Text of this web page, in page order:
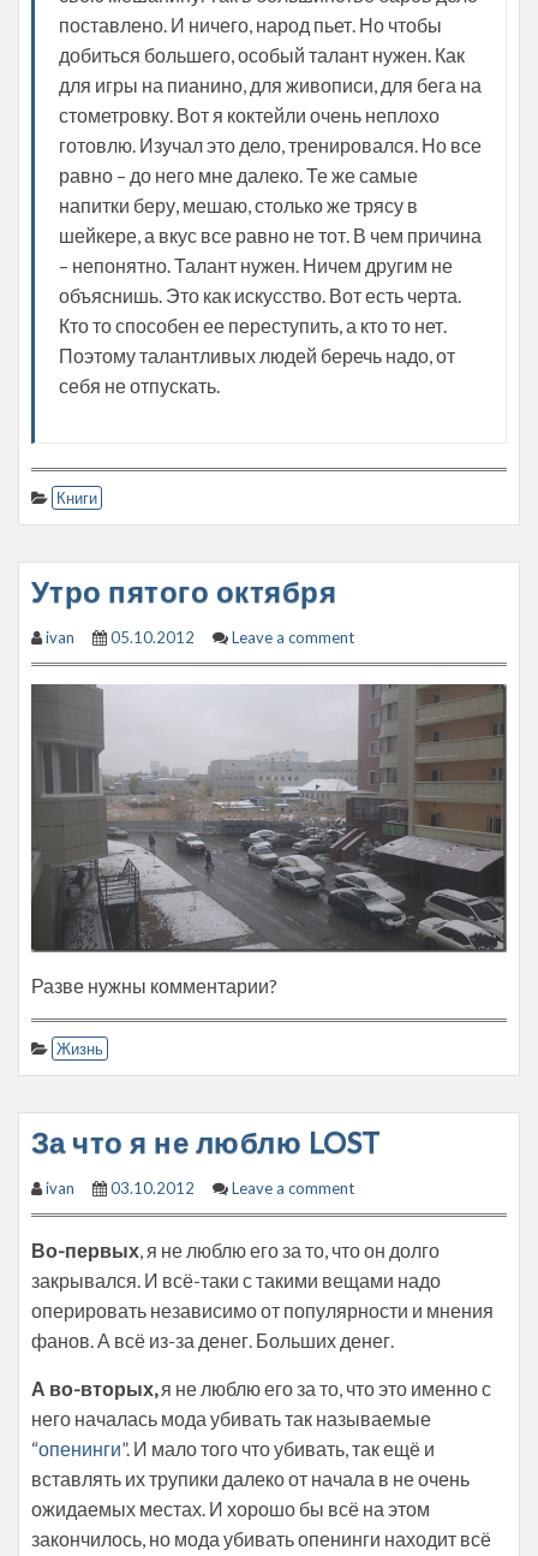
поставлено. И ничего, народ пьет. Но чтобы
добиться большего, особый талант нужен. Как
для игры на пианино, для живописи, для бега на
стометровку. Вот я коктейли очень неплохо
готовлю. Изучал это дело, тренировался. Но все
равно – до него мне далеко. Те же самые
напитки беру, мешаю, столько же трясу в
шейкере, а вкус все равно не тот. В чем причина
– непонятно. Талант нужен. Ничем другим не
объяснишь. Это как искусство. Вот есть черта.
Кто то способен ее переступить, а кто то нет.
Поэтому талантливых людей беречь надо, от
себя не отпускать.
Книги
Утро пятого октября
ivan 05.10.2012 Leave a comment
Разве нужны комментарии?
Жизнь
За что я не люблю LOST
ivan 03.10.2012 Leave a comment
Во-первых, я не люблю его за то, что он долго
закрывался. И всё-таки с такими вещами надо
оперировать независимо от популярности и мнения
фанов. А всё из-за денег. Больших денег.
А во-вторых,я не люблю его за то, что это именно с
него началась мода убивать так называемые
“опенинги”. И мало того что убивать, так ещё и
вставлять их трупики далеко от начала в не очень
ожидаемых местах. И хорошо бы всё на этом
закончилось, но мода убивать опенинги находит всё